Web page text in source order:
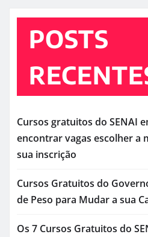
POSTS
Cursos gratuitos do SENAI
encontrar vagas escolher a
sua inscrição
Cursos Gratuitos do
de Peso para Mudar a sua
Os 7 Cursos Gratuitos do